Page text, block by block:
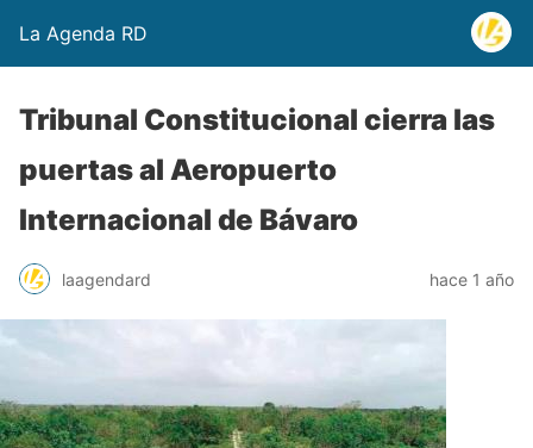
La Agenda RD
Tribunal Constitucional cierra las
puertas al Aeropuerto
Internacional de Bávaro
laagendard hace 1 año